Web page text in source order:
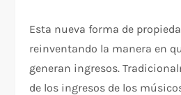
Esta nueva forma de
reinventando la manera en
generan ingresos.
de los ingresos de los